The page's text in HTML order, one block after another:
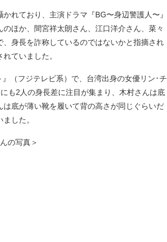
れており、主演ドラマ『BG〜身辺警護人〜』
ほか、間宮祥太朗さん、江口洋介さん、菜々
身長を詐称しているのではないかと指摘され
ていました。
（フジテレビ系）で、台湾出身の女優リン･チ
も2人の身長差に注目が集まり、木村さんは底
底が薄い靴を履いて背の高さが同じぐらいだ
した。
の写真＞